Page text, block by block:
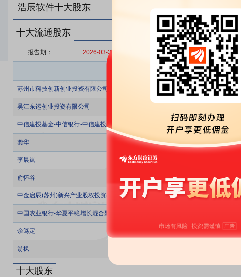
浩辰软件十大股东
十大流通股东
报告期： 2026-03-31 2025-12-31 2025-09-30
股东名称
苏州市科技创新创业投资有限公司
吴江东运创业投资有限公司
中信建投基金-中信银行-中信建投基金-共赢10号员工参与战略配售集合资产管理计划
龚华
李晨岚
俞怀谷
中金启辰(苏州)新兴产业股权投资基金合伙企业(有限合伙)
中国农业银行-华夏平稳增长混合型证券投资基金
余笃定
翁枫
十大股东